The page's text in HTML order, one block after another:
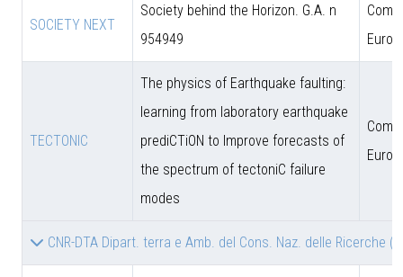
SOCIETY NEXT
Society behind the Horizon. G.A. n
954949
TECTONIC
The physics of Earthquake faulting:
learning from laboratory earthquake
prediCTiON to Improve forecasts of
the spectrum of tectoniC failure
modes
CNR-DTA Dipart. terra e Amb. del Cons. Naz. delle Ricerche (